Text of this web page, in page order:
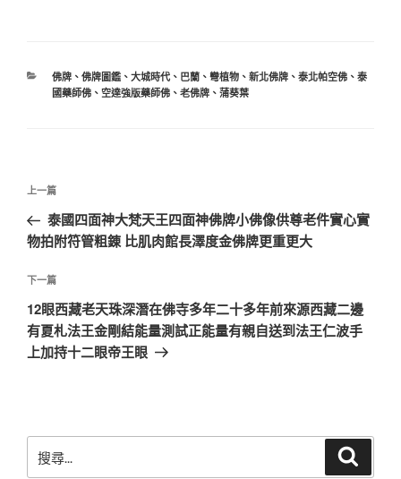
分
類
佛牌、 佛牌圖鑑、 大城時代、 巴蘭、 彎植物、 新北佛牌、 泰北帕空佛、 泰
國藥師佛、 空達強版藥師佛、 老佛牌、 蒲葵葉
文
導
覽
上
一
篇
章
上一篇
泰國四面神大梵天王四面神佛牌小佛像供尊老件實心實
物拍附符管粗錬 比肌肉館長澤度金佛牌更重更大
下
一
篇
文
下一篇
12眼西藏老天珠深潛在佛寺多年二十多年前來源西藏二邊
有夏札法王金剛結能量測試正能量有親自送到法王仁波手
上加持十二眼帝王眼
尋